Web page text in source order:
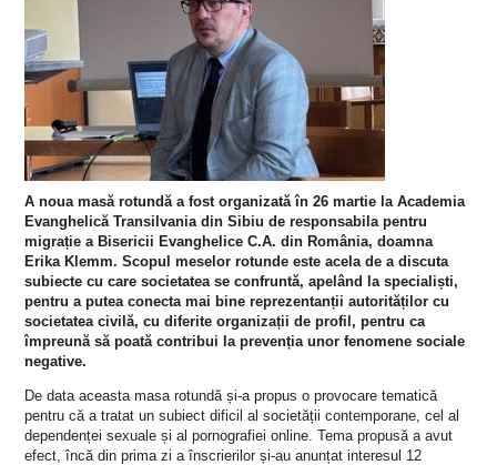
A noua masă rotundă a fost organizată în 26 martie la Academia
Evanghelică Transilvania din Sibiu de responsabila pentru
migrație a Bisericii Evanghelice C.A. din România, doamna
Erika Klemm. Scopul meselor rotunde este acela de a discuta
subiecte cu care societatea se confruntă, apelând la specialiști,
pentru a putea conecta mai bine reprezentanții autorităților cu
societatea civilă, cu diferite organizații de profil, pentru ca
împreună să poată contribui la prevenția unor fenomene sociale
negative.
De data aceasta masa rotundă și-a propus o provocare tematică
pentru că a tratat un subiect dificil al societății contemporane, cel al
dependenței sexuale și al pornografiei online. Tema propusă a avut
efect, încă din prima zi a înscrierilor și-au anunțat interesul 12